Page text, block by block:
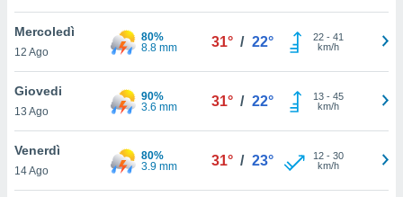
un
la
nella
Mercoledì
12 Ago
80%
8.8 mm
31° / 22° 22- 41
km/h
Giovedi
13 Ago
90%
3.6 mm
31° / 22° 13- 45
km/h
Venerdì
14 Ago
80%
3.9 mm
31° / 23° 12- 30
km/h